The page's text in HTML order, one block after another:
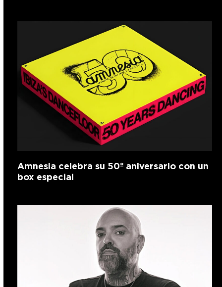
Amnesia celebra su 50º aniversario con un
box especial